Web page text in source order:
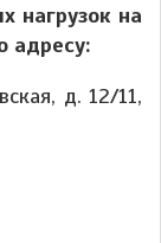
нагрузок на
адресу:
д. 12/11,